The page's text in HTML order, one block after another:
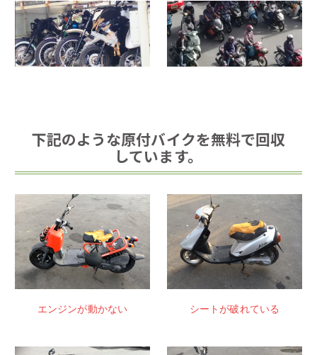
下記のような原付バイクを無料で回収
しています。
エンジンが動かない シートが破れている